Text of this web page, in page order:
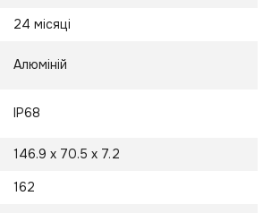
24 місяці
Алюміній
IP68
146.9 x 70.5 x 7.2
162